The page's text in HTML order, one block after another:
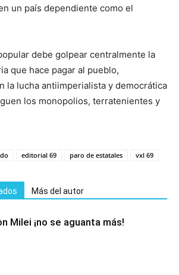
un país dependiente como el
debe golpear centralmente la
que hace pagar al pueblo,
la lucha antiimperialista y democrática
los monopolios, terratenientes y
editorial 69 paro de estatales vxl 69
Más del autor
Milei ¡no se aguanta más!